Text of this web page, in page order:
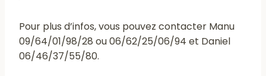
Pour plus d’infos, vous pouvez contacter Manu
09/64/01/98/28 ou 06/62/25/06/94 et Daniel
06/46/37/55/80.